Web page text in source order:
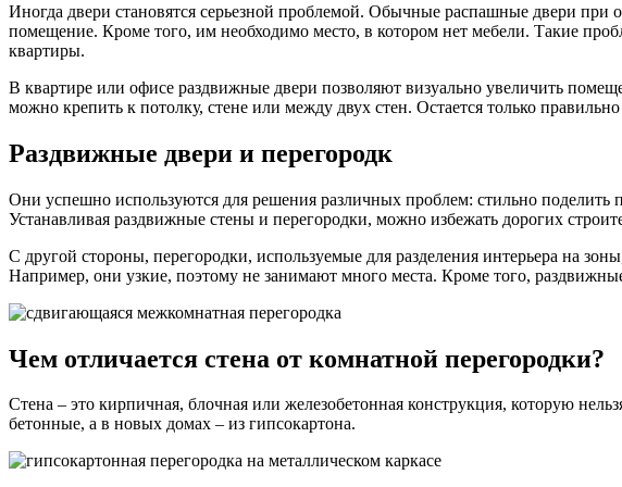
Иногда двери становятся серьезной проблемой. Обычные распашные двери при
помещение. Кроме того, им необходимо место, в котором нет мебели. Такие
квартиры.
В квартире или офисе раздвижные двери позволяют визуально увеличить
можно крепить к потолку, стене или между двух стен. Остается только
Раздвижные двери и перегородк
Они успешно используются для решения различных проблем: стильно
Устанавливая раздвижные стены и перегородки, можно избежать дорогих
С другой стороны, перегородки, используемые для разделения интерьера на
Например, они узкие, поэтому не занимают много места. Кроме того,
Чем отличается стена от комнатной перегородки?
Стена – это кирпичная, блочная или железобетонная конструкция, которую
бетонные, а в новых домах – из гипсокартона.